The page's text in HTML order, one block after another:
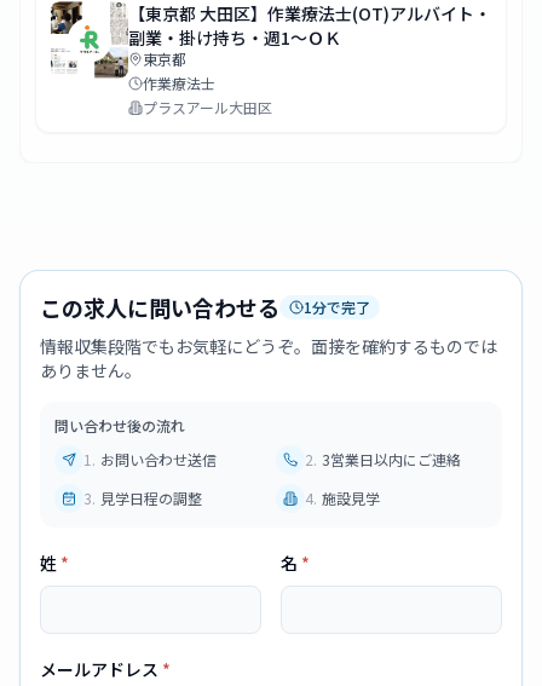
【東京都 大田区】作業療法士(OT)アルバイト・
副業・掛け持ち・週1～ＯＫ
東京都
作業療法士
プラスアール大田区
この求人に問い合わせる 1分で完了
情報収集段階でもお気軽にどうぞ。面接を確約するものでは
ありません。
問い合わせ後の流れ
1 . お問い合わせ送信 2. 3営業日以内にご連絡
3. 見学日程の調整 4. 施設見学
姓 * 名 *
メールアドレス *